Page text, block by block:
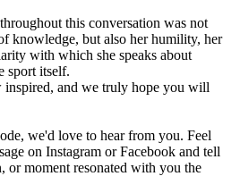
this conversation was not
knowledge, but also her humility, her
with which she speaks about
sport itself.
inspired, and we truly hope you will
we'd love to hear from you. Feel
on Instagram or Facebook and tell
or moment resonated with you the